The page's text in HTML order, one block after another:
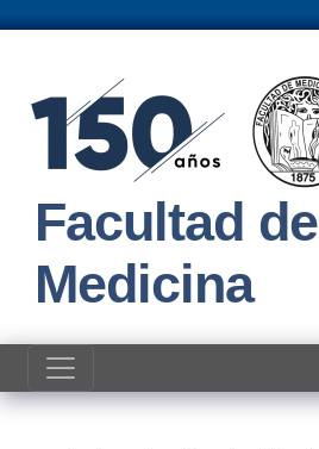
Facultad de
Medicina